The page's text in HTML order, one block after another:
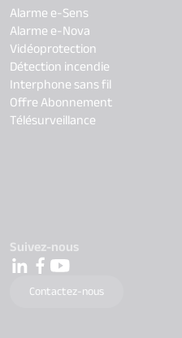
Alarme e-Sens
Alarme e-Nova
Vidéoprotection
Détection incendie
Interphone sans fil
Offre Abonnement
Télésurveillance
Suivez-nous
Contactez-nous